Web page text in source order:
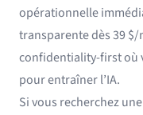
opérationnelle
transparente dès 39
confidentiality-first où
pour entraîner l’IA.
Si vous recherchez